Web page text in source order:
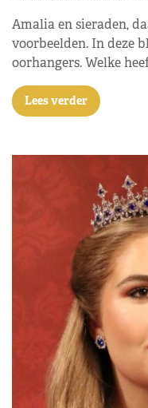
Amalia en sieraden,
voorbeelden. In deze
oorhangers. Welke
Lees verder